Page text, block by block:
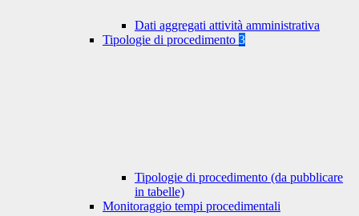
Dati aggregati attività amministrativa
Tipologie di procedimento 3
Tipologie di procedimento (da pubblicare
in tabelle)
Monitoraggio tempi procedimentali